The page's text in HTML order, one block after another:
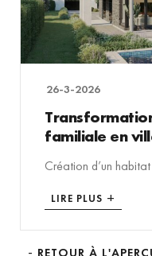
26-3-2026
familiale en
Création d’un
LIRE PLUS
RETOUR À